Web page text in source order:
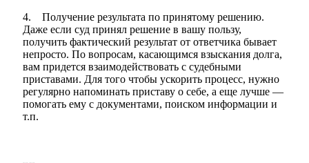
4. Получение результата по принятому решению.
Даже если суд принял решение в вашу пользу,
получить фактический результат от ответчика бывает
непросто. По вопросам, касающимся взыскания долга,
вам придется взаимодействовать с судебными
приставами. Для того чтобы ускорить процесс, нужно
регулярно напоминать приставу о себе, а еще лучше —
помогать ему с документами, поиском информации и
т.п.